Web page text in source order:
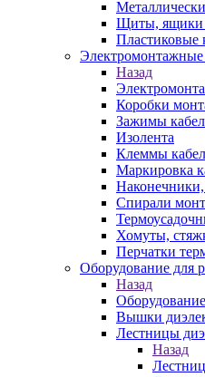
Щиты, ящики
Пластиковые
Электромонтажные
Назад
Коробки
Зажимы
Изолента
Клеммы
Маркировка
Спирали
Хомуты,
Перчатки
Оборудование для
Назад
Вышки
Лестницы
Назад